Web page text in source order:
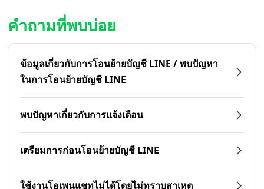
คำถามที่พบบ่อย
ข้อมูลเกี่ยวกับการโอนย้ายบัญชี LINE / พบปัญหา
ในการโอนย้ายบัญชี LINE
พบปัญหาเกี่ยวกับการแจ้งเตือน
เตรียมการก่อนโอนย้ายบัญชี LINE
ใช้งานโอเพนแชทไม่ได้โดยไม่ทราบสาเหตุ